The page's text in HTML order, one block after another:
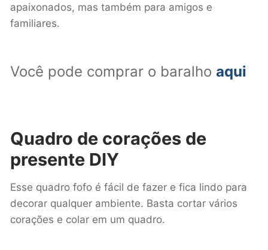
apaixonados, mas também para amigos e
familiares.
Você pode comprar o baralho aqui
Quadro de corações de
presente DIY
Esse quadro fofo é fácil de fazer e fica lindo para
decorar qualquer ambiente. Basta cortar vários
corações e colar em um quadro.